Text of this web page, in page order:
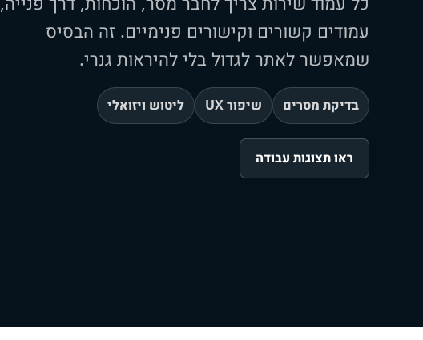
עמודים קשורים וקישורים פנימיים. זה הבסיס
שמאפשר לאתר לגדול בלי להיראות גנרי.
בדיקת מסרים שיפור UX ליטוש ויזואלי
ראו תצוגות עבודה